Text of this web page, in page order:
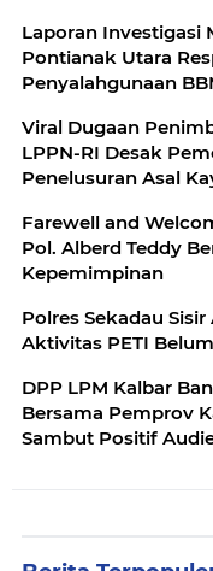
Laporan Investigasi
Pontianak Utara
Penyalahgunaan
Viral Dugaan
LPPN-RI Desak
Penelusuran Asal
Farewell and
Pol. Alberd Teddy
Kepemimpinan
Polres Sekadau
Aktivitas PETI
DPP LPM Kalbar
Bersama Pemprov
Sambut Positif